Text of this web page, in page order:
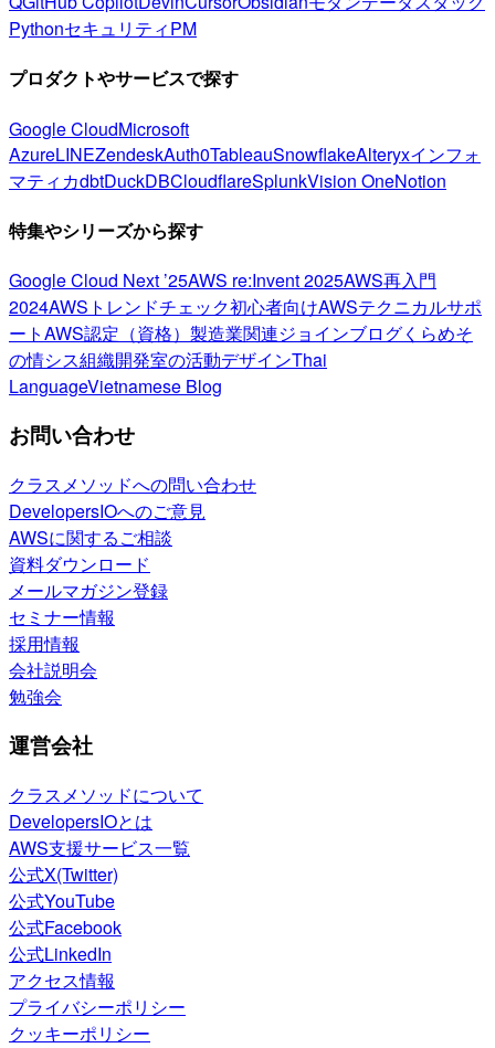
PythonセキュリティPM
プロダクトやサービスで探す
Google CloudMicrosoft
AzureLINEZendeskAuth0TableauSnowflakeAlteryxインフォ
マティカdbtDuckDBCloudflareSplunkVision OneNotion
特集やシリーズから探す
Google Cloud Next ’25AWS re:Invent 2025AWS再入門
2024AWSトレンドチェック初心者向けAWSテクニカルサポ
ートAWS認定（資格） 製造業関連ジョインブログくらめそ
の情シス組織開発室の活動デザインThai
LanguageVietnamese Blog
お問い合わせ
クラスメソッドへの問い合わせ
DevelopersIOへのご意見
AWSに関するご相談
資料ダウンロード
メールマガジン登録
セミナー情報
採用情報
会社説明会
勉強会
運営会社
クラスメソッドについて
DevelopersIOとは
AWS支援サービス一覧
公式X(Twitter)
公式YouTube
公式Facebook
公式LinkedIn
アクセス情報
プライバシーポリシー
クッキーポリシー